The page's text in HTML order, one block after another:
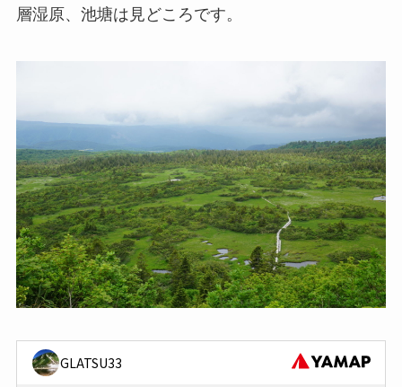
層湿原、池塘は見どころです。